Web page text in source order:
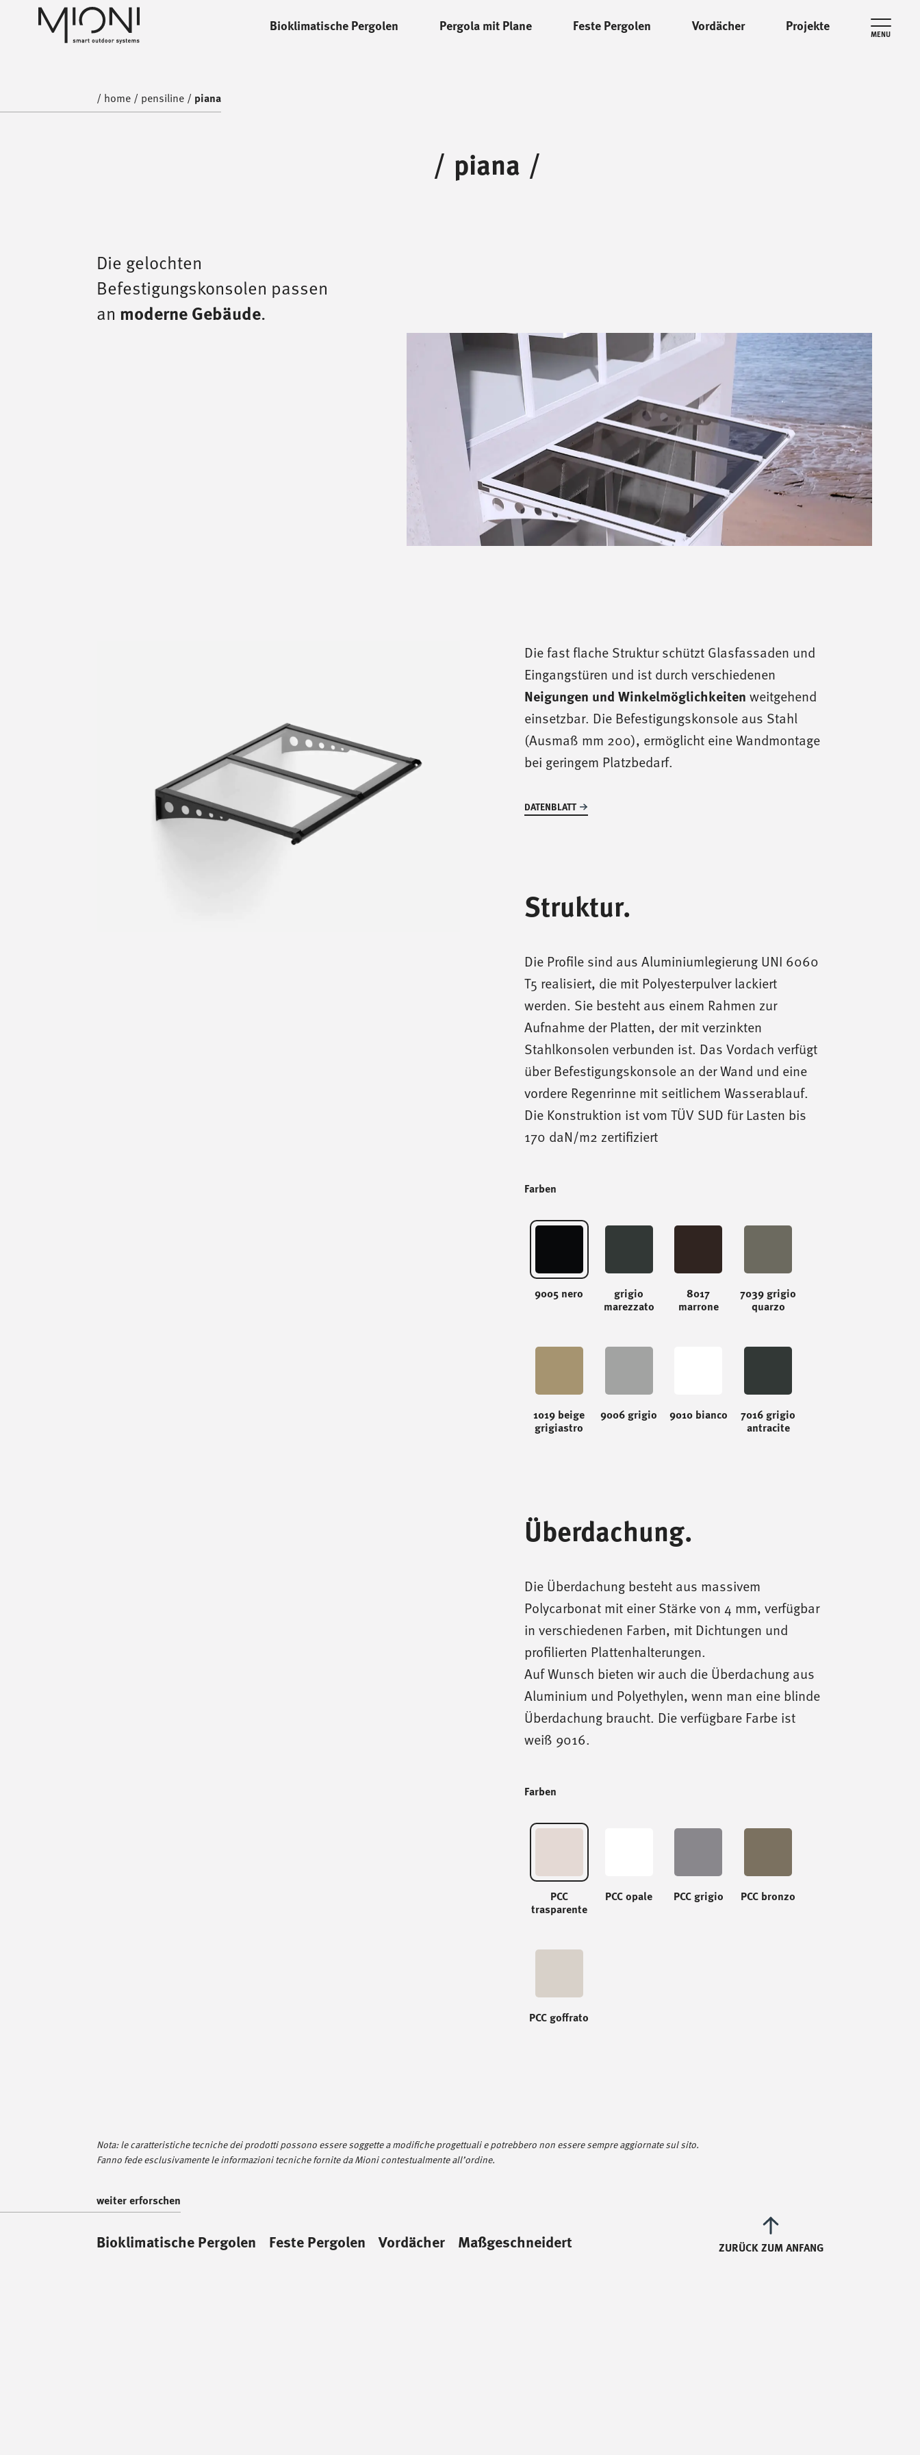
home Bioklimatische Pergolen Pergola mit Plane Feste Pergolen Vordächer Projekte MENU
/ home / pensiline / piana
/ piana /
Die gelochten
Befestigungskonsolen passen
an moderne Gebäude.
Die fast flache Struktur schützt Glasfassaden und
Eingangstüren und ist durch verschiedenen
Neigungen und Winkelmöglichkeiten weitgehend
einsetzbar. Die Befestigungskonsole aus Stahl
(Ausmaß mm 200), ermöglicht eine Wandmontage
bei geringem Platzbedarf.
DATENBLATT
Struktur.
Die Profile sind aus Aluminiumlegierung UNI 6060
T5 realisiert, die mit Polyesterpulver lackiert
werden. Sie besteht aus einem Rahmen zur
Aufnahme der Platten, der mit verzinkten
Stahlkonsolen verbunden ist. Das Vordach verfügt
über Befestigungskonsole an der Wand und eine
vordere Regenrinne mit seitlichem Wasserablauf.
Die Konstruktion ist vom TÜV SUD für Lasten bis
170 daN/m2 zertifiziert
Farben
9005 nero
grigio
marezzato
8017
marrone
7039 grigio
quarzo
1019 beige
grigiastro
9006 grigio 9010 bianco
7016 grigio
antracite
Überdachung.
Die Überdachung besteht aus massivem
Polycarbonat mit einer Stärke von 4 mm, verfügbar
in verschiedenen Farben, mit Dichtungen und
profilierten Plattenhalterungen.
Auf Wunsch bieten wir auch die Überdachung aus
Aluminium und Polyethylen, wenn man eine blinde
Überdachung braucht. Die verfügbare Farbe ist
weiß 9016.
Farben
PCC
trasparente
PCC opale PCC grigio PCC bronzo
PCC goffrato
Nota: le caratteristiche tecniche dei prodotti possono essere soggette a modifiche progettuali e potrebbero non essere sempre aggiornate sul sito.
Fanno fede esclusivamente le informazioni tecniche fornite da Mioni contestualmente all’ordine.
weiter erforschen
Bioklimatische Pergolen Feste Pergolen Vordächer Maßgeschneidert ZURÜCK ZUM ANFANG